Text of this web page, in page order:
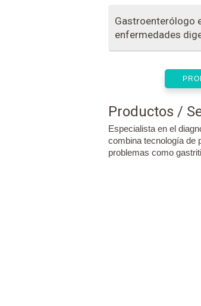
Gastroenterólogo
enfermedades
Productos /
Especialista en el
combina tecnología de
problemas como